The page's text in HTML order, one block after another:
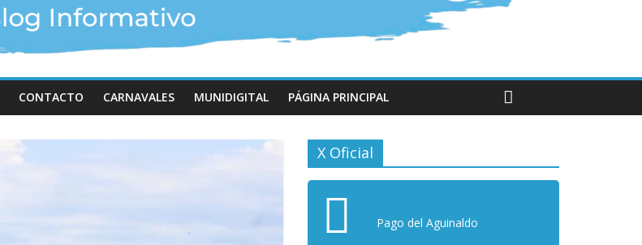
CONTACTO CARNAVALES MUNIDIGITAL PÁGINA PRINCIPAL
X Oficial
Pago del Aguinaldo